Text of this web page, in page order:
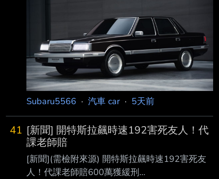
https://i.imgur.com/6xaj434.jpeg
https://i.imgur.com/5qUkWuJ.jpeg
https://i.imgur.com/mQ7qge9.jpeg
https://i.imgur.com/NbFkTxM.jpeg 雖然只是概念
車，但不是我在
Subaru5566 · 汽車 car· 5天前
41 [新聞] 開特斯拉飆時速192害死友人！代
課老師賠
[新聞](需檢附來源) 開特斯拉飆時速192害死友
人！代課老師賠600萬獲緩刑